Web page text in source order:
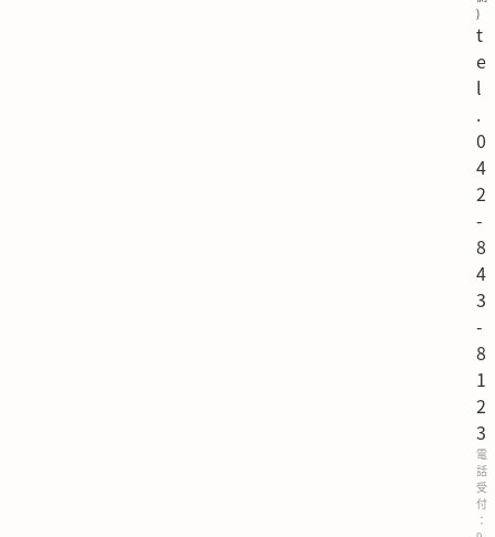
)
t
e
l
.
0
4
2
-
8
4
3
-
8
1
2
3
電
話
受
付
：